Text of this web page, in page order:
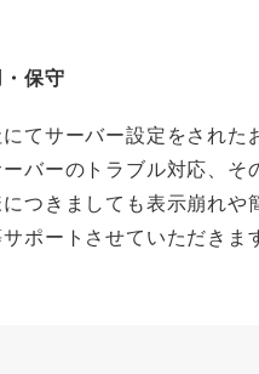
保守
てサーバー設定をされた
ーバーのトラブル対応、そ
につきましても表示崩れや
サポートさせていただきま
表